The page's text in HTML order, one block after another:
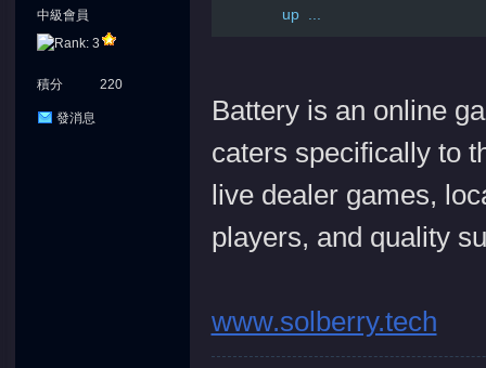
中級會員
積分 220
發消息
up ...
Battery is an online
caters specifically to
live dealer games,
players, and quality
www.solberry.tech